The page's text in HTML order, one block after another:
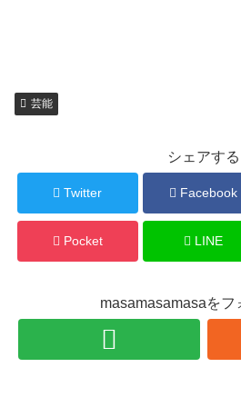
芸能
シェアする
Twitter Facebook
Pocket LINE
masamasamasaをフ